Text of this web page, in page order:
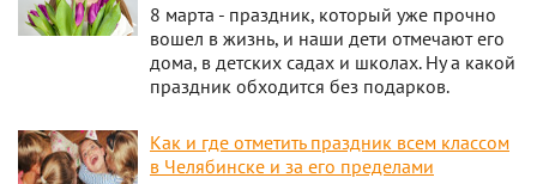
8 марта - праздник, который уже прочно
вошел в жизнь, и наши дети отмечают его
дома, в детских садах и школах. Ну а какой
праздник обходится без подарков.
Как и где отметить праздник всем классом
в Челябинске и за его пределами